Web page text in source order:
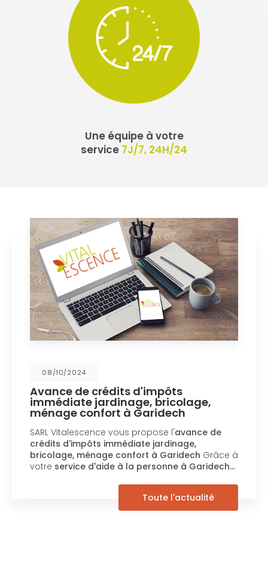
Une équipe à votre
service 7J/7, 24H/24
08/10/2024
Avance de crédits d'impôts
immédiate jardinage, bricolage,
ménage confort à Garidech
SARL Vitalescence vous propose l' avance de
crédits d'impôts immédiate jardinage,
bricolage, ménage confort à GaridechGrâce à
votreservice d'aide à la personne à Garidech…
Toute l'actualité